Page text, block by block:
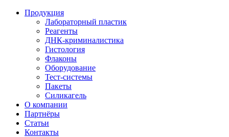
Продукция
Лабораторный пластик
Реагенты
ДНК-криминалистика
Гистология
Флаконы
Оборудование
Тест-системы
Пакеты
Силикагель
О компании
Партнёры
Статьи
Контакты